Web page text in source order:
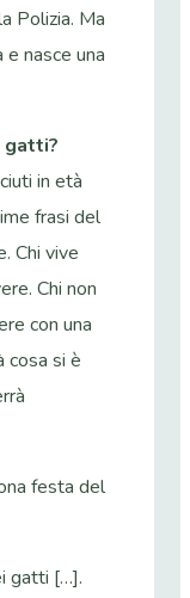
Polizia. Ma
nasce una
gatti?
in età
frasi del
Chi vive
Chi non
con una
cosa si è
festa del
gatti […].